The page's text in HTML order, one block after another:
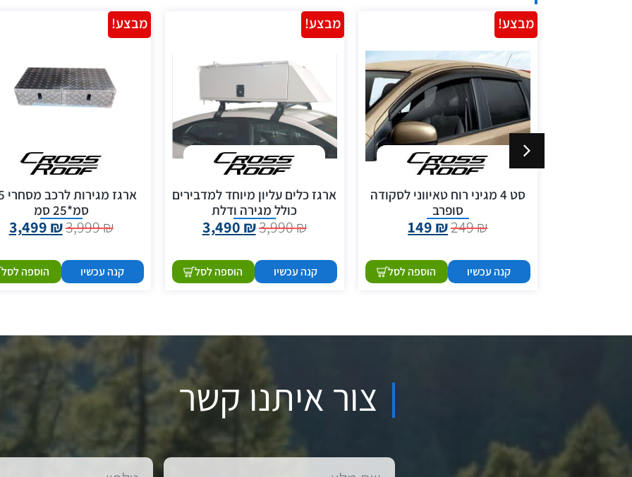
סט 4 מגיני רוח טאיווני לסקודה
סופרב
249₪
149 ₪
קנה עכשיו הוספה לסל
מבצע!
ארגז כלים עליון מיוחד למדבירים
כולל מגירה ודלת
3,990₪
3,490 ₪
קנה עכשיו הוספה לסל
מבצע!
סמ*25 סמ
3,999₪
3,499 ₪
קנה עכשיו הוספה לסל
מבצע!
צור איתנו קשר